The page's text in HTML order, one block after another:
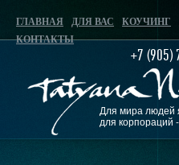
ГЛАВНАЯ ДЛЯ ВАС КОУЧИНГ
КОНТАКТЫ
Для мира людей
для корпораций
+7 (905)